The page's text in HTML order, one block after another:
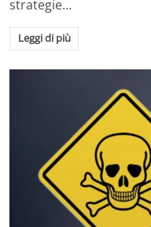
strategie…
Leggi di più